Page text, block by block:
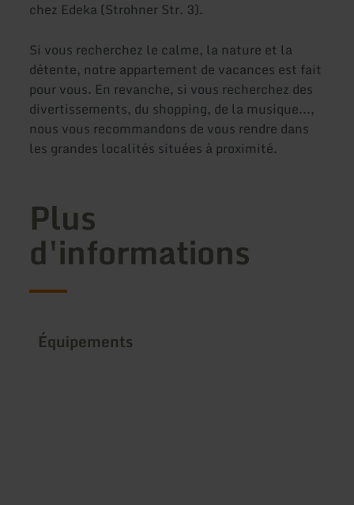
chez Edeka (Strohner Str. 3).
Si vous recherchez le calme, la nature et la
détente, notre appartement de vacances est fait
pour vous. En revanche, si vous recherchez des
divertissements, du shopping, de la musique...,
nous vous recommandons de vous rendre dans
les grandes localités situées à proximité.
Plus
d'informations
Équipements